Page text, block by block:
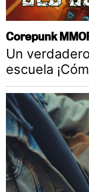
Corepunk
Un
escuela